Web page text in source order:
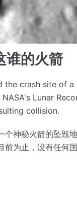
谁的火箭
the crash site of
Lunar
collision.
个神秘火箭的坠毁
前为止，没有任何